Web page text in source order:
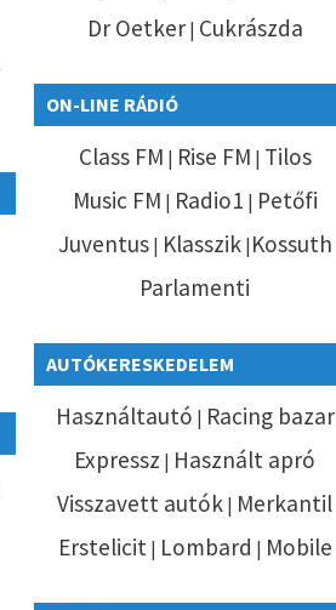
Dr Oetker| Cukrászda
ON-LINE RÁDIÓ
Class FM | Rise FM | Tilos
Music FM | Radio1 | Petőfi
Juventus| Klasszik| Kossuth
Parlamenti
AUTÓKERESKEDELEM
Használtautó | Racing bazar
Expressz | Használt apró
Visszavett autók | Merkantil
Erstelicit| Lombard | Mobile